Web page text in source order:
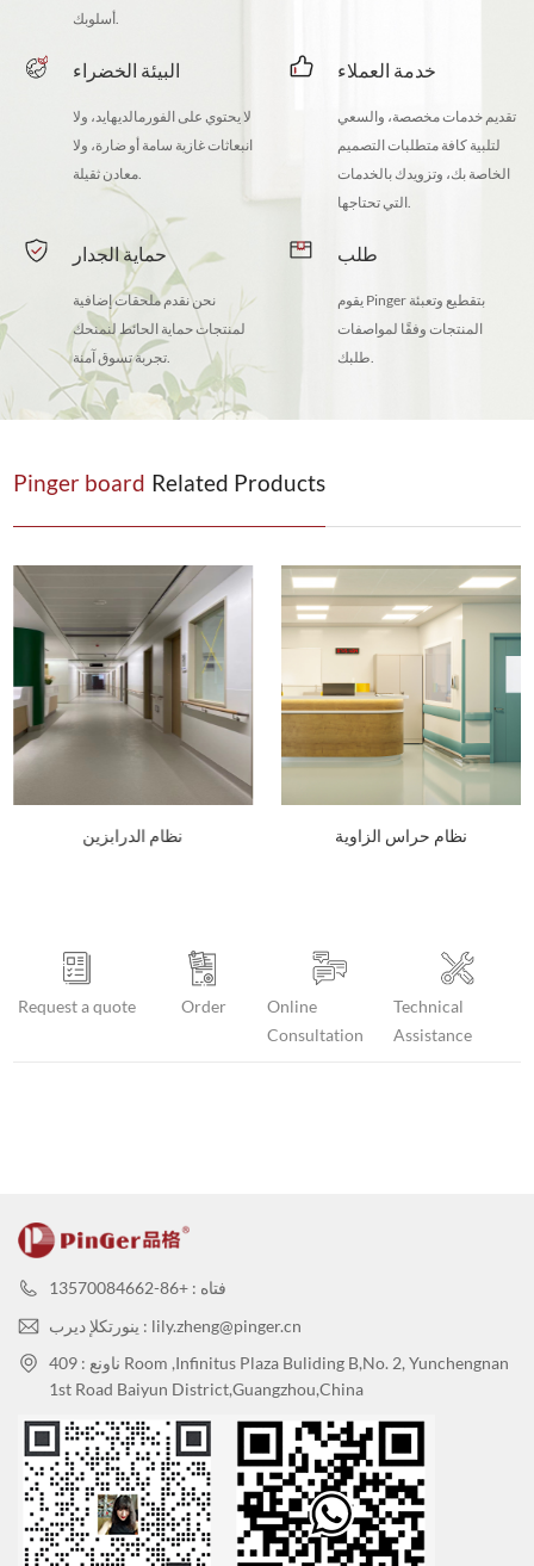
البيئة الخضراء
لا يحتوي على الفورمالديهايد، ولا
انبعاثات غازية سامة أو ضارة، ولا
خدمة العملاء
تقديم خدمات مخصصة، والسعي
لتلبية كافة متطلبات التصميم
الخاصة بك، وتزويدك بالخدمات
التي تحتاجها.
حماية الجدار
نحن نقدم ملحقات إضافية
لمنتجات حماية الحائط لنمنحك
طلب
يقوم Pinger بتقطيع وتعبئة
المنتجات وفقًا لمواصفات
Pinger board Related Products
المصنوعة من
Request a quote Order
Online
Consultation
Technical
Assistance
فتاه : +86-13570084662
ينورتكلإ ديرب : lily.zheng@pinger.cn
ناونع : 409 Room ,Infinitus Plaza Buliding B,No. 2, Yunchengnan
1st Road Baiyun District,Guangzhou,China